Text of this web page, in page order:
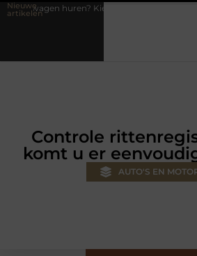
Nieuwe
artikelen
de juiste aanhanger voor jouw klus
Controle
komt u er
AUTO'S EN